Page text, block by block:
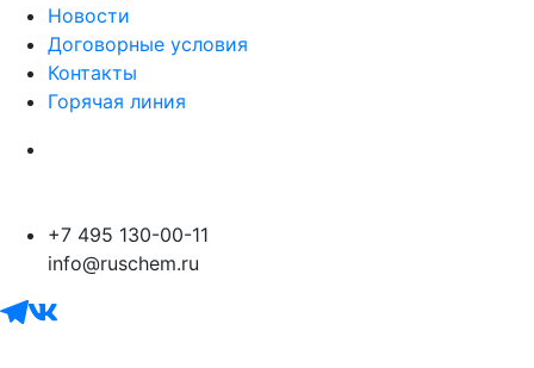
Новости
Договорные условия
Контакты
Горячая линия
+7 495 130-00-11
info@ruschem.ru